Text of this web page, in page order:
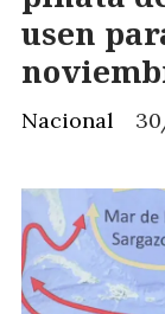
usen
Nacional